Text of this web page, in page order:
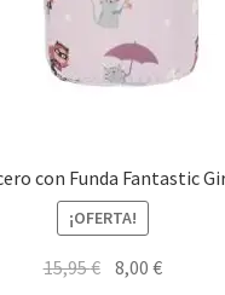
con Funda Fantastic
¡OFERTA!
15,95€ El8,00€El